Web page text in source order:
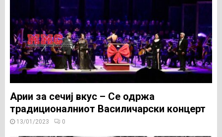
Арии за сечиј вкус – Се одржа
традиционалниот Василичарски концерт
13/01/2023 0